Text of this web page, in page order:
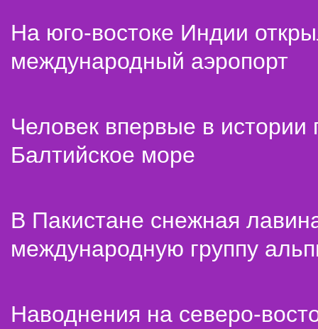
На юго-востоке Индии
международный аэропорт
Человек впервые в истории
Балтийское море
В Пакистане снежная
международную группу
Наводнения на северо-